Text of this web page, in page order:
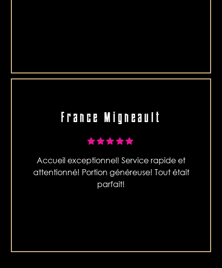
France Migneault
Accueil exceptionnel! Service rapide et
attentionné! Portion généreuse! Tout était
parfait!